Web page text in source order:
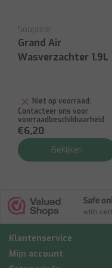
Soupline
Grand Air
Wasverzachter 1.9L
Niet op voorraad:
Contacteer ons voor
voorraadbeschikbaarheid
€6,20
Bekijken
Klantenservice
Mijn account